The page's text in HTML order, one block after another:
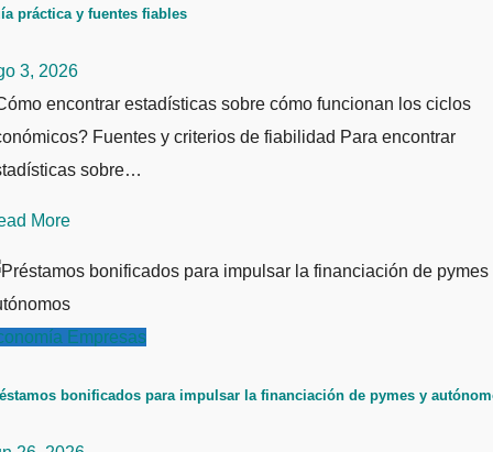
práctica y fuentes fiables
3, 2026
encontrar estadísticas sobre cómo funcionan los ciclos
Fuentes y criterios de fiabilidad Para encontrar
sobre…
More
Empresas
bonificados para impulsar la financiación de pymes y